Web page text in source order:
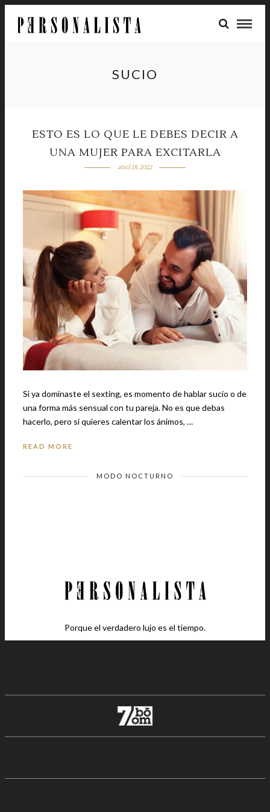
SUCIO
ESTO ES LO QUE LE DEBES DECIR A
UNA MUJER PARA EXCITARLA
abril 18, 2022
Si ya dominaste el sexting, es momento de hablar sucio o de
una forma más sensual con tu pareja. No es que debas
hacerlo, pero si quieres calentar los ánimos, …
READ MORE
MODO NOCTURNO
Porque el verdadero lujo es el tiempo.